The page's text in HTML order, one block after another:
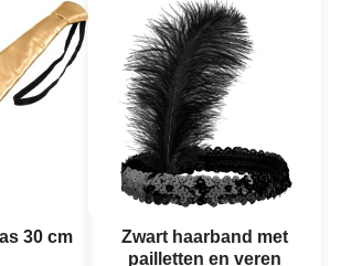
30 cm
Zwart haarband met
pailletten en veren